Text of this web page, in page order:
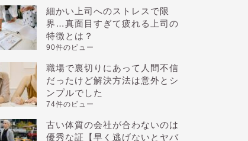
細かい上司へのストレスで限
界…真面目すぎて疲れる上司の
特徴とは？
90件のビュー
職場で裏切りにあって人間不信
だったけど解決方法は意外とシ
ンプルでした
74件のビュー
古い体質の会社が合わないのは
優秀な証【早く逃げないとヤバ